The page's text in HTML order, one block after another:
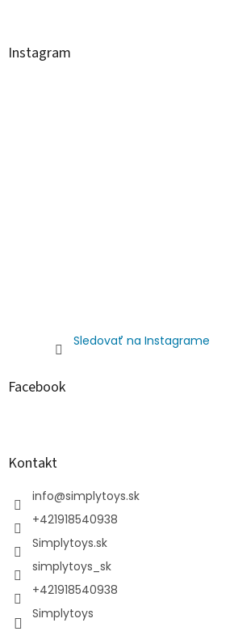
Instagram
Sledovať na Instagrame
Facebook
Kontakt
info@simplytoys.sk
+421918540938
Simplytoys.sk
simplytoys_sk
+421918540938
Simplytoys